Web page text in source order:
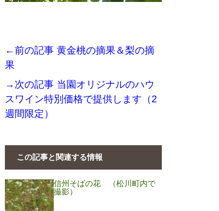
←前の記事 黄金桃の摘果＆梨の摘
果
→次の記事 当園オリジナルのハウ
スワイン特別価格で提供します（2
週間限定）
この記事と関連する情報
信州そばの花 （松川町内で
撮影）